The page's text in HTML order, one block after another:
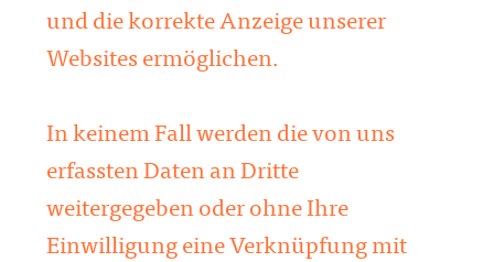
und die korrekte Anzeige unserer
Websites ermöglichen.
In keinem Fall werden die von uns
erfassten Daten an Dritte
weitergegeben oder ohne Ihre
Einwilligung eine Verknüpfung mit